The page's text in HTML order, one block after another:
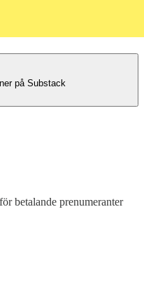
på Substack
betalande prenumeranter